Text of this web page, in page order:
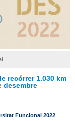
recórrer 1.030 km
desembre
Funcional 2022